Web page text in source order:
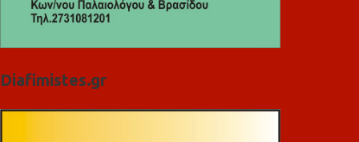
Diafimistes.gr